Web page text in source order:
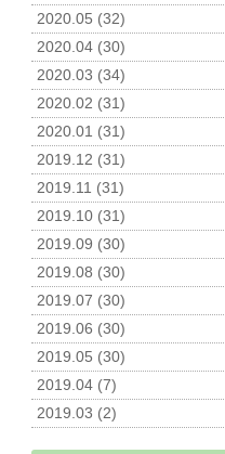
2020.05 (32)
2020.04 (30)
2020.03 (34)
2020.02 (31)
2020.01 (31)
2019.12 (31)
2019.11 (31)
2019.10 (31)
2019.09 (30)
2019.08 (30)
2019.07 (30)
2019.06 (30)
2019.05 (30)
2019.04 (7)
2019.03 (2)